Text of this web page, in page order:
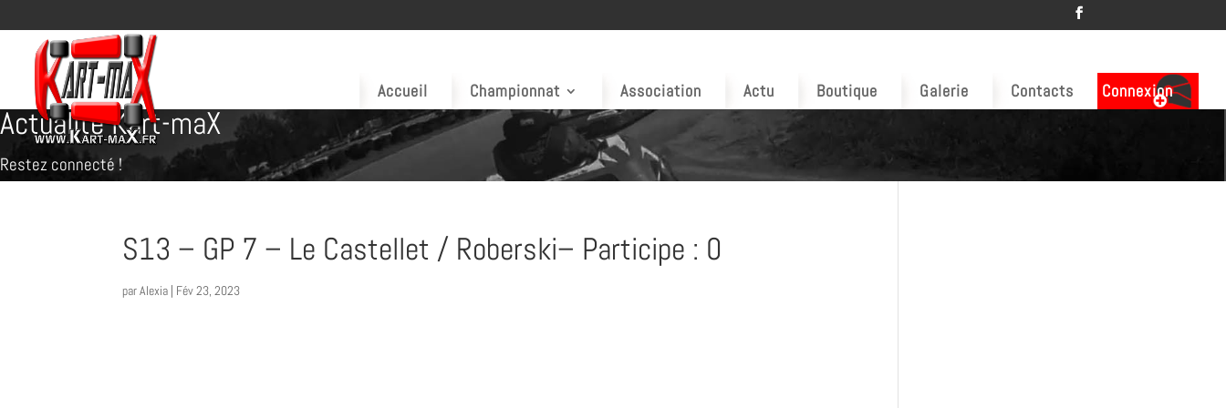
Accueil Championnat Association Actu Boutique Galerie Contacts Connexion
Actualité Kart-maX
Restez connecté !
S13 – GP 7 – Le Castellet / Roberski– Participe : 0
parAlexia | Fév 23, 2023